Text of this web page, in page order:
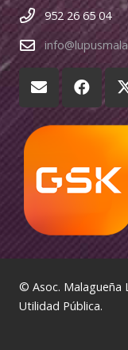
952 26 65 04
© Asoc. Malagueña
Utilidad Pública.